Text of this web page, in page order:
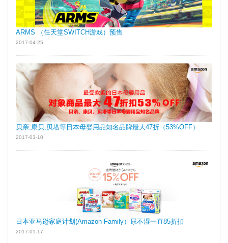
ARMS （任天堂SWITCH游戏）预售
2017-04-25
贝亲,康贝,贝塔等日本母婴用品知名品牌最大47折（53%OFF）
2017-03-10
日本亚马逊家庭计划(Amazon Family）尿不湿一直85折扣
2017-01-17